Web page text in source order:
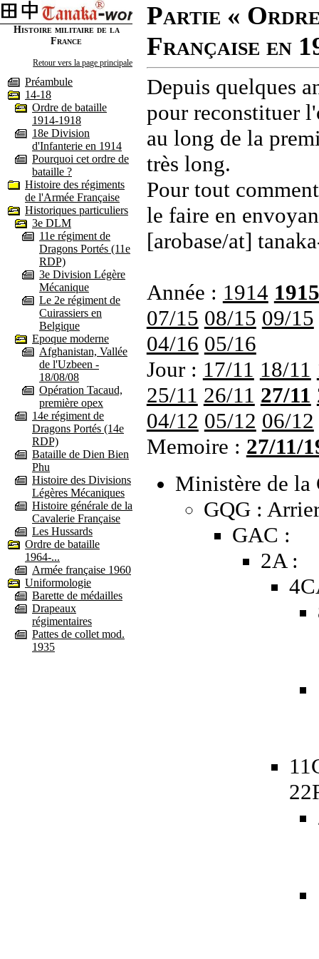
Histoire militaire de la
France
Retour vers la page principale
Préambule
14-18
Ordre de bataille
1914-1918
18e Division
d'Infanterie en 1914
Pourquoi cet ordre de
bataille ?
Histoire des régiments
de l'Armée Française
Historiques particuliers
3e DLM
11e régiment de
Dragons Portés (11e
RDP)
3e Division Légère
Mécanique
Le 2e régiment de
Cuirassiers en
Belgique
Epoque moderne
Afghanistan, Vallée
de l'Uzbeen -
18/08/08
Opération Tacaud,
première opex
14e régiment de
Dragons Portés (14e
RDP)
Bataille de Dien Bien
Phu
Histoire des Divisions
Légères Mécaniques
Histoire générale de la
Cavalerie Française
Les Hussards
Ordre de bataille
1964-...
Armée française 1960
Uniformologie
Barette de médailles
Drapeaux
régimentaires
Pattes de collet mod.
1935
Partie «
Française en
Depuis quelques
pour reconstituer
au long de la
très long.
Pour tout
le faire en
[arobase/at]
Année : 1914 1915
07/15 08/15 09/15
04/16 05/16
Jour : 17/11 18/11
25/11 26/11 27/11
04/12 05/12 06/12
Memoire : 27/11/
Ministère de la
GQG :
GAC :
2A :